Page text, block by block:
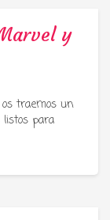
y
traemos un
listos para